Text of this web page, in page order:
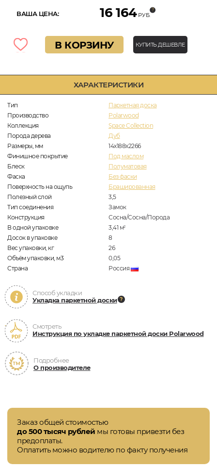
ХАРАКТЕРИСТИКИ
Тип
Паркетная доска
Производство
Polarwood
Коллекция
Space Collection
Порода дерева
Дуб
Размеры, мм
14х188х2266
Финишное покрытие
Под маслом
Блеск
Полуматовая
Фаска
Без фаски
Поверхность на ощупь
Брашированная
Полезный слой
3,5
Тип соединения
Замок
Конструкция
Сосна/Сосна/Порода
В одной упаковке
3,41 м2
Досок в упаковке
8
Вес упаковки, кг
26
Объём упаковки, м3
0,05
Страна
Россия
Способ укладки
Укладка паркетной доски
Смотреть
Инструкция по укладке паркетной доски Polarwood
Подробнее
О производителе
ВАША ЦЕНА: 16 164 РУБ.
В КОРЗИНУ КУПИТЬ ДЕШЕВЛЕ
Заказ общей стоимостью
до 500 тысяч рублей мы готовы привезти без
предоплаты.
Оплатить можно водителю по факту получения